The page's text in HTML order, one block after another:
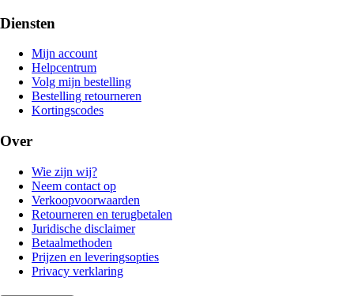
Diensten
Mijn account
Helpcentrum
Volg mijn bestelling
Bestelling retourneren
Kortingscodes
Over
Wie zijn wij?
Neem contact op
Verkoopvoorwaarden
Retourneren en terugbetalen
Juridische disclaimer
Betaalmethoden
Prijzen en leveringsopties
Privacy verklaring